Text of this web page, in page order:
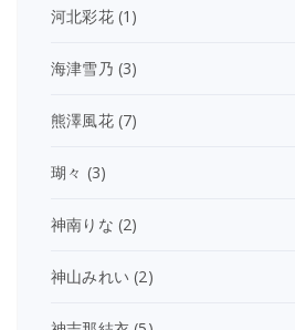
河北彩花(1)
海津雪乃 (3)
熊澤風花(7)
瑚々 (3)
神南りな (2)
神山みれい (2)